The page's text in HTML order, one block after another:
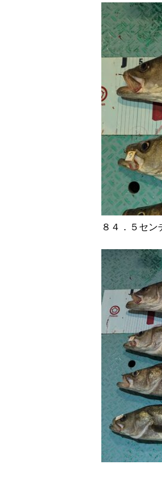
８４．５セ